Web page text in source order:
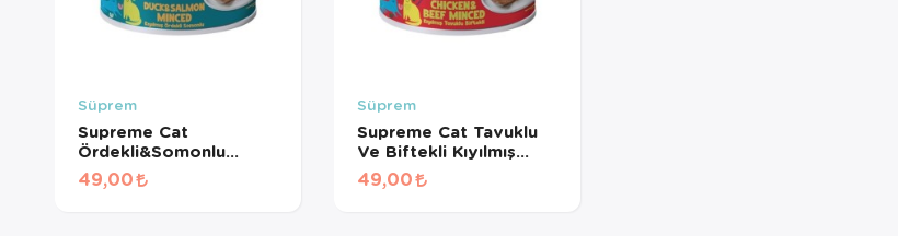
Süprem
Supreme Cat
Ördekli&Somonlu
Kıyılmış Kedi
Konservesi 85 Gr
49,00
Süprem
Supreme Cat Tavuklu
Ve Biftekli Kıyılmış
Kedi Konservesi 85 Gr
49,00